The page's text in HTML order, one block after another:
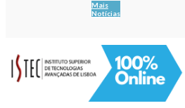
Mais
Notícias